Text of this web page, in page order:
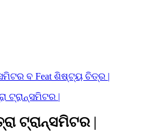
ଟ୍ରାନ୍ସମିଟର |